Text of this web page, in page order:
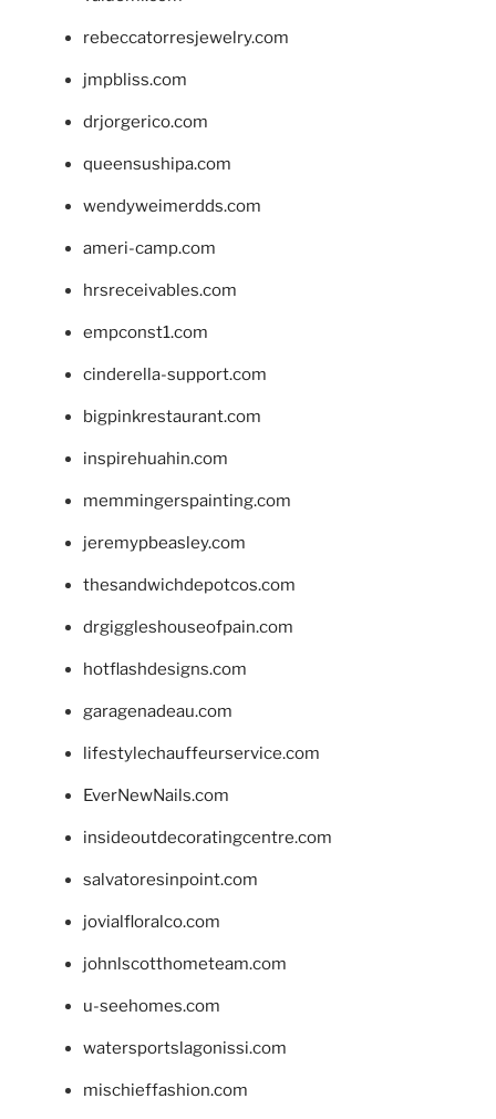
rebeccatorresjewelry.com
jmpbliss.com
drjorgerico.com
queensushipa.com
wendyweimerdds.com
ameri-camp.com
hrsreceivables.com
empconst1.com
cinderella-support.com
bigpinkrestaurant.com
inspirehuahin.com
memmingerspainting.com
jeremypbeasley.com
thesandwichdepotcos.com
drgiggleshouseofpain.com
hotflashdesigns.com
garagenadeau.com
lifestylechauffeurservice.com
EverNewNails.com
insideoutdecoratingcentre.com
salvatoresinpoint.com
jovialfloralco.com
johnlscotthometeam.com
u-seehomes.com
watersportslagonissi.com
mischieffashion.com